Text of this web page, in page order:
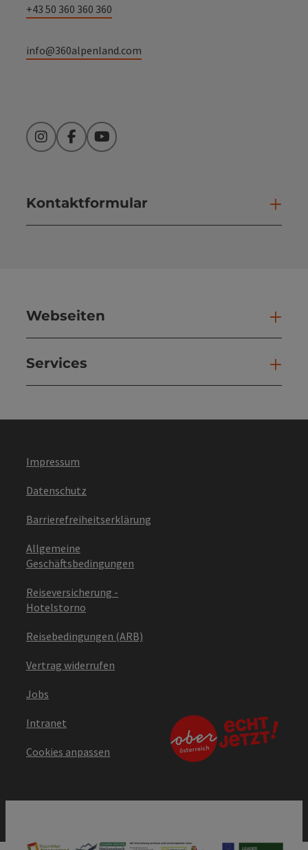
+43 50 360 360 360
info@360alpenland.com
InstagramFacebookYouTube
Kontaktformular
Webseiten
Services
Impressum
Datenschutz
Barrierefreiheitserklärung
Allgemeine
Geschäftsbedingungen
Reiseversicherung -
Hotelstorno
Reisebedingungen (ARB)
Vertrag widerrufen
Jobs
Intranet
Cookies anpassen